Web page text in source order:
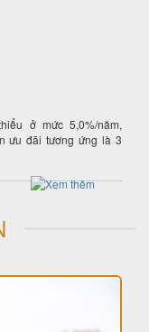
ở mức 5,0%/năm,
ưu đãi tương ứng là 3